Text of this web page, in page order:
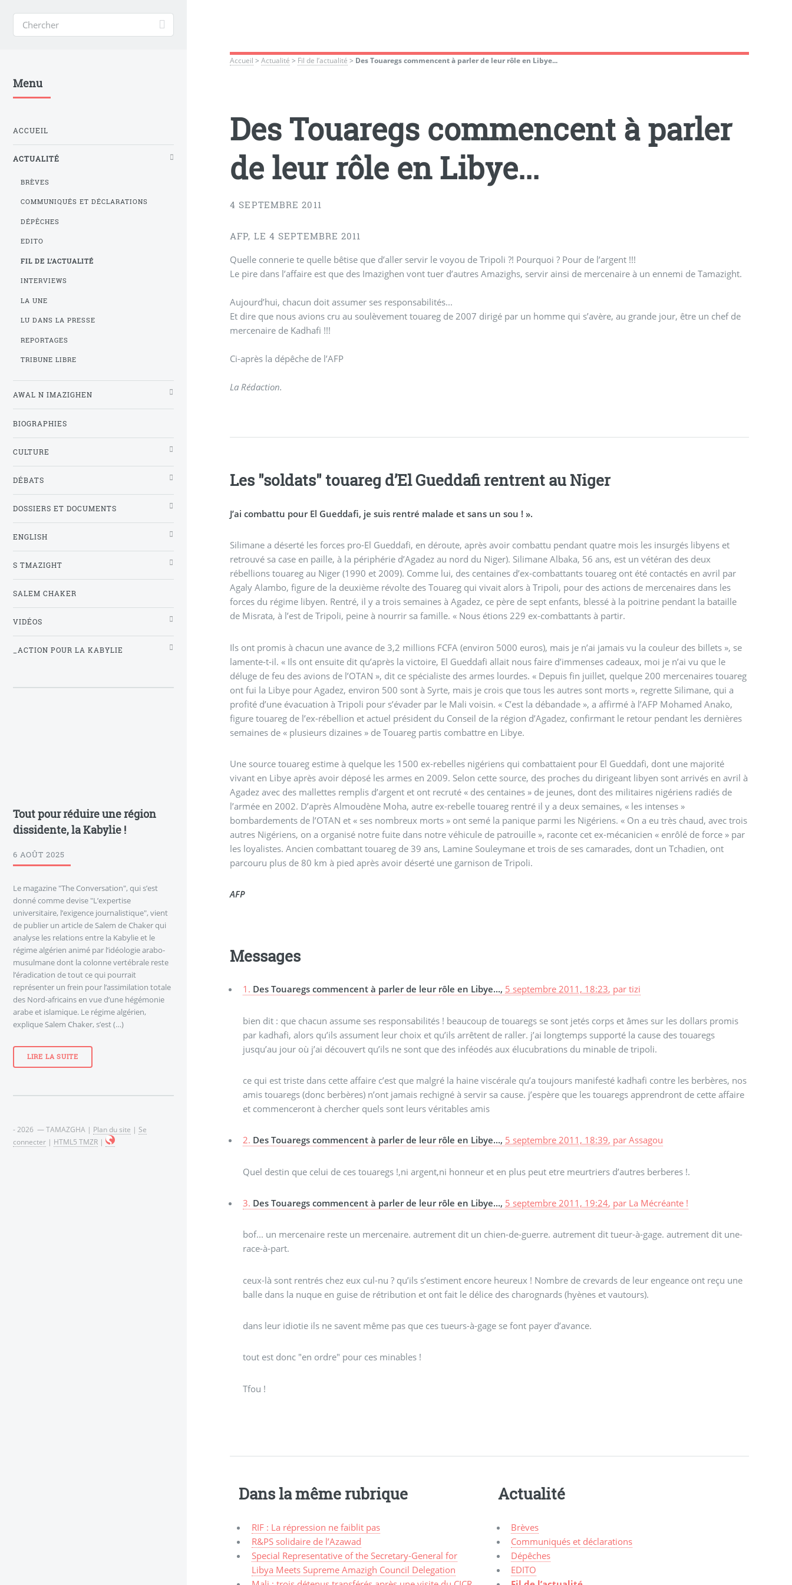
Accueil >Actualité > Fil de l’actualité > Des Touaregs commencent à parler de leur rôle en Libye...
Des Touaregs commencent à parler
de leur rôle en Libye...
4 SEPTEMBRE 2011
AFP, LE 4 SEPTEMBRE 2011
Quelle connerie te quelle bêtise que d’aller servir le voyou de Tripoli ?! Pourquoi ? Pour de l’argent !!!
Le pire dans l’affaire est que des Imazighen vont tuer d’autres Amazighs, servir ainsi de mercenaire à un ennemi de Tamazight.
Aujourd’hui, chacun doit assumer ses responsabilités...
Et dire que nous avions cru au soulèvement touareg de 2007 dirigé par un homme qui s’avère, au grande jour, être un chef de
mercenaire de Kadhafi !!!
Ci-après la dépêche de l’AFP
La Rédaction.
Les "soldats" touareg d’El Gueddafi rentrent au Niger
J’ai combattu pour El Gueddafi, je suis rentré malade et sans un sou ! ».
Silimane a déserté les forces pro-El Gueddafi, en déroute, après avoir combattu pendant quatre mois les insurgés libyens et
retrouvé sa case en paille, à la périphérie d’Agadez au nord du Niger). Silimane Albaka, 56 ans, est un vétéran des deux
rébellions touareg au Niger (1990 et 2009). Comme lui, des centaines d’ex-combattants touareg ont été contactés en avril par
Agaly Alambo, figure de la deuxième révolte des Touareg qui vivait alors à Tripoli, pour des actions de mercenaires dans les
forces du régime libyen. Rentré, il y a trois semaines à Agadez, ce père de sept enfants, blessé à la poitrine pendant la bataille
de Misrata, à l’est de Tripoli, peine à nourrir sa famille. « Nous étions 229 ex-combattants à partir.
Ils ont promis à chacun une avance de 3,2 millions FCFA (environ 5000 euros), mais je n’ai jamais vu la couleur des billets », se
lamente-t-il. « Ils ont ensuite dit qu’après la victoire, El Gueddafi allait nous faire d’immenses cadeaux, moi je n’ai vu que le
déluge de feu des avions de l’OTAN », dit ce spécialiste des armes lourdes. « Depuis fin juillet, quelque 200 mercenaires touareg
ont fui la Libye pour Agadez, environ 500 sont à Syrte, mais je crois que tous les autres sont morts », regrette Silimane, qui a
profité d’une évacuation à Tripoli pour s’évader par le Mali voisin. « C’est la débandade », a affirmé à l’AFP Mohamed Anako,
figure touareg de l’ex-rébellion et actuel président du Conseil de la région d’Agadez, confirmant le retour pendant les dernières
semaines de « plusieurs dizaines » de Touareg partis combattre en Libye.
Une source touareg estime à quelque les 1500 ex-rebelles nigériens qui combattaient pour El Gueddafi, dont une majorité
vivant en Libye après avoir déposé les armes en 2009. Selon cette source, des proches du dirigeant libyen sont arrivés en avril à
Agadez avec des mallettes remplis d’argent et ont recruté « des centaines » de jeunes, dont des militaires nigériens radiés de
l’armée en 2002. D’après Almoudène Moha, autre ex-rebelle touareg rentré il y a deux semaines, « les intenses »
bombardements de l’OTAN et « ses nombreux morts » ont semé la panique parmi les Nigériens. « On a eu très chaud, avec trois
autres Nigériens, on a organisé notre fuite dans notre véhicule de patrouille », raconte cet ex-mécanicien « enrôlé de force » par
les loyalistes. Ancien combattant touareg de 39 ans, Lamine Souleymane et trois de ses camarades, dont un Tchadien, ont
parcouru plus de 80 km à pied après avoir déserté une garnison de Tripoli.
AFP
Messages
1. Des Touaregs commencent à parler de leur rôle en Libye..., 5 septembre 2011, 18:23, partizi
bien dit : que chacun assume ses responsabilités ! beaucoup de touaregs se sont jetés corps et âmes sur les dollars promis
par kadhafi, alors qu’ils assument leur choix et qu’ils arrêtent de raller. j’ai longtemps supporté la cause des touaregs
jusqu’au jour où j’ai découvert qu’ils ne sont que des inféodés aux élucubrations du minable de tripoli.
ce qui est triste dans cette affaire c’est que malgré la haine viscérale qu’a toujours manifesté kadhafi contre les berbères, nos
amis touaregs (donc berbères) n’ont jamais rechigné à servir sa cause. j’espère que les touaregs apprendront de cette affaire
et commenceront à chercher quels sont leurs véritables amis
2. Des Touaregs commencent à parler de leur rôle en Libye..., 5 septembre 2011, 18:39, parAssagou
Quel destin que celui de ces touaregs !,ni argent,ni honneur et en plus peut etre meurtriers d’autres berberes !.
3. Des Touaregs commencent à parler de leur rôle en Libye..., 5 septembre 2011, 19:24, par La Mécréante !
bof... un mercenaire reste un mercenaire. autrement dit un chien-de-guerre. autrement dit tueur-à-gage. autrement dit une-
race-à-part.
ceux-là sont rentrés chez eux cul-nu ? qu’ils s’estiment encore heureux ! Nombre de crevards de leur engeance ont reçu une
balle dans la nuque en guise de rétribution et ont fait le délice des charognards (hyènes et vautours).
dans leur idiotie ils ne savent même pas que ces tueurs-à-gage se font payer d’avance.
tout est donc "en ordre" pour ces minables !
Tfou !
Dans la même rubrique
RIF : La répression ne faiblit pas
R&PS solidaire de l’Azawad
Special Representative of the Secretary-General for
Libya Meets Supreme Amazigh Council Delegation
Actualité
Brèves
Communiqués et déclarations
Dépêches
EDITO
Menu
ACCUEIL
ACTUALITÉ
BRÈVES
COMMUNIQUÉS ET DÉCLARATIONS
DÉPÊCHES
EDITO
FIL DE L’ACTUALITÉ
INTERVIEWS
LA UNE
LU DANS LA PRESSE
REPORTAGES
TRIBUNE LIBRE
AWAL N IMAZIGHEN
BIOGRAPHIES
CULTURE
DÉBATS
DOSSIERS ET DOCUMENTS
ENGLISH
S TMAZIGHT
SALEM CHAKER
VIDÉOS
_ACTION POUR LA KABYLIE
Tout pour réduire une région
dissidente, la Kabylie !
6 AOÛT 2025
Le magazine "The Conversation", qui s’est
donné comme devise "L’expertise
universitaire, l’exigence journalistique", vient
de publier un article de Salem de Chaker qui
analyse les relations entre la Kabylie et le
régime algérien animé par l’idéologie arabo-
musulmane dont la colonne vertébrale reste
l’éradication de tout ce qui pourrait
représenter un frein pour l’assimilation totale
des Nord-africains en vue d’une hégémonie
arabe et islamique. Le régime algérien,
explique Salem Chaker, s’est (…)
LIRE LA SUITE
- 2026 — TAMAZGHA | Plan du site | Se
connecter | HTML5 TMZR |